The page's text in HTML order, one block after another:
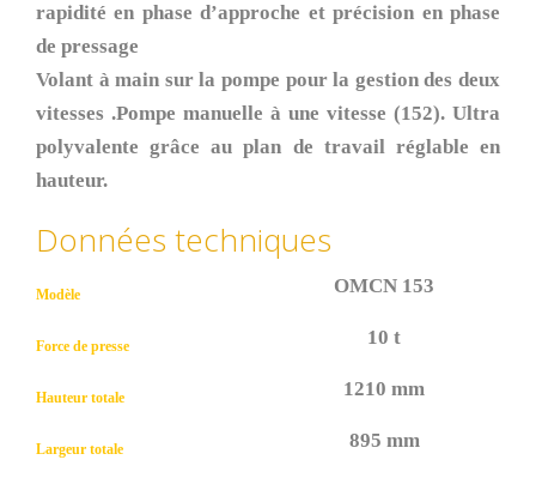
rapidité en phase d’approche et précision en phase
de pressage
Volant à main sur la pompe pour la gestion des deux
vitesses .Pompe manuelle à une vitesse (152). Ultra
polyvalente grâce au plan de travail réglable en
hauteur.
Données techniques
Modèle OMCN 153
Force de presse 10 t
Hauteur totale 1210 mm
Largeur totale 895 mm